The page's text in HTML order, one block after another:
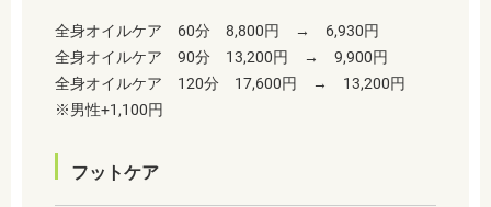
全身オイルケア 60分 8,800円 → 6,930円
全身オイルケア 90分 13,200円
→ 9,900円
全身オイルケア 120分 17,600円 → 13,200円
※男性+1,100円
フットケア